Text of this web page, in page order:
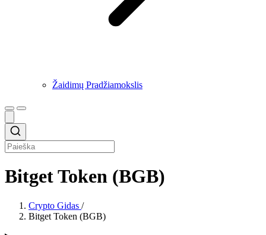
Žaidimų Pradžiamokslis
Bitget Token (BGB)
Crypto Gidas /
Bitget Token (BGB)